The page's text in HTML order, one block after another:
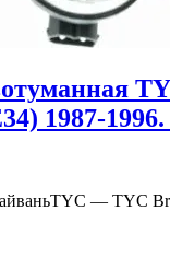
1987-
TYC — TYC